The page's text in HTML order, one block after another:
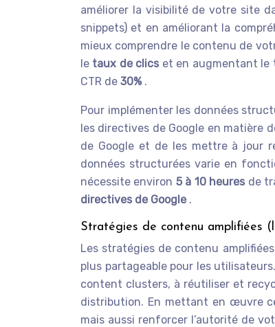
améliorer la visibilité de votre site
snippets) et en améliorant la
mieux comprendre le contenu de
le taux de clics et en augmentant le
CTR de 30% .
Pour implémenter les données
les directives de Google en matière
de Google et de les mettre à jour
données structurées varie en
nécessite environ 5 à 10 heures de
directives de Google .
Stratégies de contenu amplifiées
Les stratégies de contenu
plus partageable pour les
content clusters, à réutiliser et
distribution. En mettant en œuvre
mais aussi renforcer l’autorité de